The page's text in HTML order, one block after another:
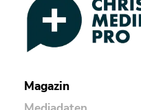
Magazin